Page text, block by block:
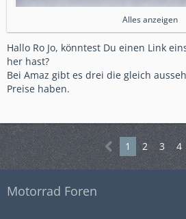
Alles anzeigen
Hallo Ro Jo, könntest Du einen Link
her hast?
Bei Amaz gibt es drei die gleich
Preise haben.
1 2 3 4
Motorrad Foren